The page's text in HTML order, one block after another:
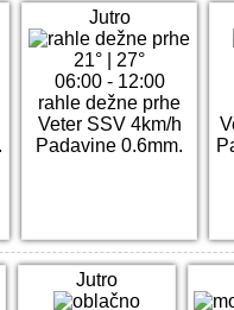
Jutro
21°
27°
06:00 - 12:00
rahle dežne prhe
Veter SSV 4km/h
Padavine 0.6mm.
Jutro